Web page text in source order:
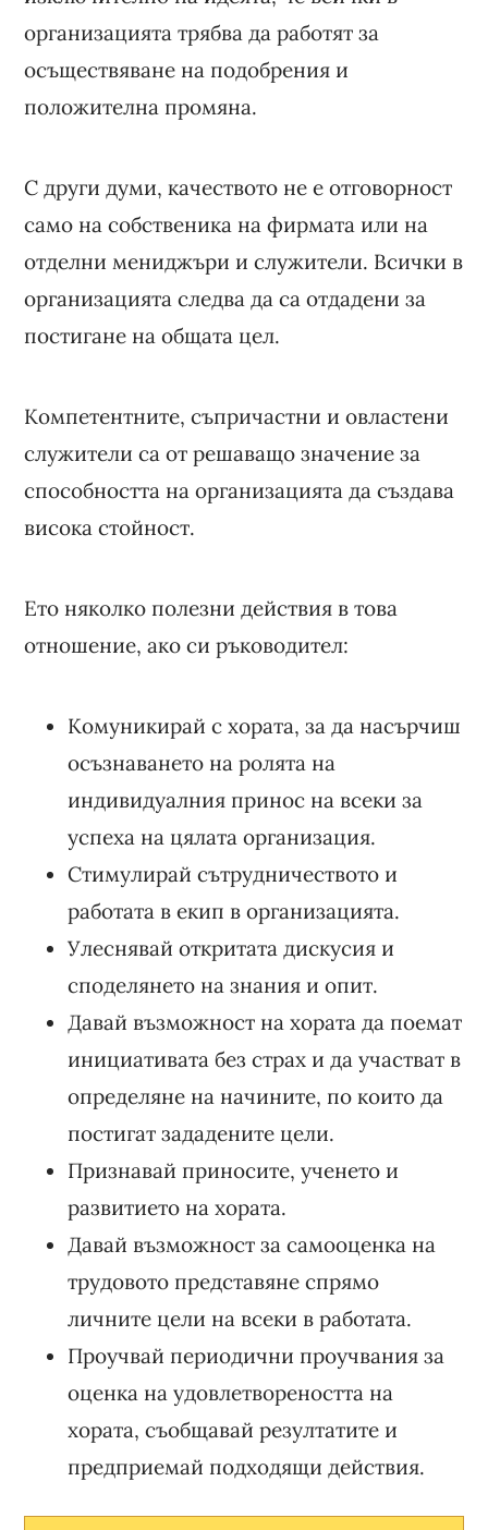
организацията трябва да работят за
осъществяване на подобрения и
положителна промяна.
С други думи, качеството не е отговорност
само на собственика на фирмата или на
отделни мениджъри и служители. Всички в
организацията следва да са отдадени за
постигане на общата цел.
Компетентните, съпричастни и овластени
служители са от решаващо значение за
способността на организацията да създава
висока стойност.
Ето няколко полезни действия в това
отношение, ако си ръководител:
Комуникирай с хората, за да насърчиш
осъзнаването на ролята на
индивидуалния принос на всеки за
успеха на цялата организация.
Стимулирай сътрудничеството и
работата в екип в организацията.
Улеснявай откритата дискусия и
споделянето на знания и опит.
Давай възможност на хората да поемат
инициативата без страх и да участват в
определяне на начините, по които да
постигат зададените цели.
Признавай приносите, ученето и
развитието на хората.
Давай възможност за самооценка на
трудовото представяне спрямо
личните цели на всеки в работата.
Проучвай периодични проучвания за
оценка на удовлетвореността на
хората, съобщавай резултатите и
предприемай подходящи действия.